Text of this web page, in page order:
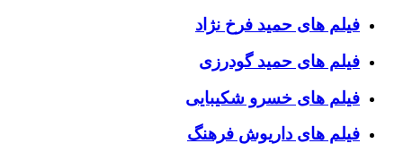
فیلم های حمید فرخ نژاد
فیلم های حمید گودرزی
فیلم های خسرو شکیبایی
فیلم های داریوش فرهنگ